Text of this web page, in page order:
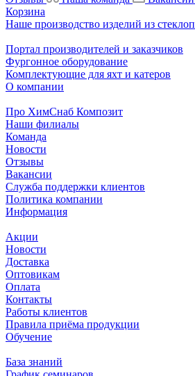
Корзина
Наше производство изделий из
Портал производителей и заказчиков
Фургонное оборудование
Комплектующие для яхт и катеров
О компании
Про ХимСнаб Композит
Наши филиалы
Команда
Новости
Отзывы
Вакансии
Служба поддержки клиентов
Политика компании
Информация
Акции
Новости
Доставка
Оптовикам
Оплата
Контакты
Работы клиентов
Правила приёма продукции
Обучение
База знаний